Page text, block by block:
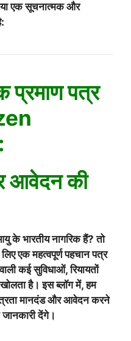
एक सूचनात्मक और
प्रमाण पत्र
आवेदन की
के भारतीय नागरिक हैं? तो
एक महत्वपूर्ण पहचान पत्र
कई सुविधाओं, रियायतों
है। इस ब्लॉग में, हम
मानदंड और आवेदन करने
देंगे।